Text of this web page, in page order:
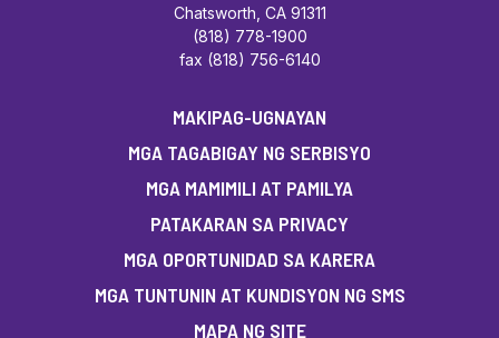
Chatsworth, CA 91311
(818) 778-1900
fax (818) 756-6140
MAKIPAG-UGNAYAN
MGA TAGABIGAY NG SERBISYO
MGA MAMIMILI AT PAMILYA
PATAKARAN SA PRIVACY
MGA OPORTUNIDAD SA KARERA
MGA TUNTUNIN AT KUNDISYON NG SMS
MAPA NG SITE